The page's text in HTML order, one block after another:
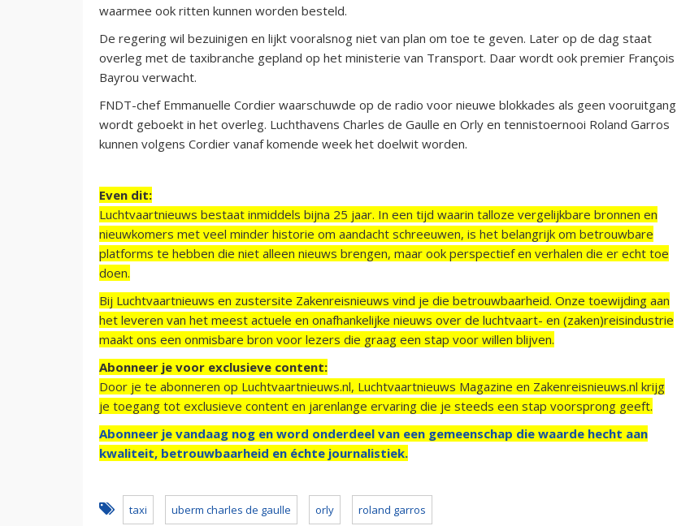
waarmee ook ritten kunnen worden besteld.
De regering wil bezuinigen en lijkt vooralsnog niet van plan om toe te geven. Later op de dag staat
overleg met de taxibranche gepland op het ministerie van Transport. Daar wordt ook premier François
Bayrou verwacht.
FNDT-chef Emmanuelle Cordier waarschuwde op de radio voor nieuwe blokkades als geen vooruitgang
wordt geboekt in het overleg. Luchthavens Charles de Gaulle en Orly en tennistoernooi Roland Garros
kunnen volgens Cordier vanaf komende week het doelwit worden.
Even dit:
Luchtvaartnieuws bestaat inmiddels bijna 25 jaar. In een tijd waarin talloze vergelijkbare bronnen en
nieuwkomers met veel minder historie om aandacht schreeuwen, is het belangrijk om betrouwbare
platforms te hebben die niet alleen nieuws brengen, maar ook perspectief en verhalen die er echt toe
doen.
Bij Luchtvaartnieuws en zustersite Zakenreisnieuws vind je die betrouwbaarheid. Onze toewijding aan
het leveren van het meest actuele en onafhankelijke nieuws over de luchtvaart- en (zaken)reisindustrie
maakt ons een onmisbare bron voor lezers die graag een stap voor willen blijven.
Abonneer je voor exclusieve content:
Door je te abonneren op Luchtvaartnieuws.nl, Luchtvaartnieuws Magazine en Zakenreisnieuws.nl krijg
je toegang tot exclusieve content en jarenlange ervaring die je steeds een stap voorsprong geeft.
Abonneer je vandaag nog en word onderdeel van een gemeenschap die waarde hecht aan
kwaliteit, betrouwbaarheid en échte journalistiek.
taxi uberm charles de gaulle orly roland garros